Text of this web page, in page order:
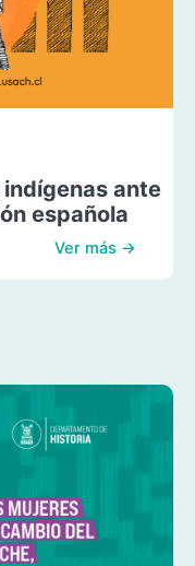
ante
española
Ver más →